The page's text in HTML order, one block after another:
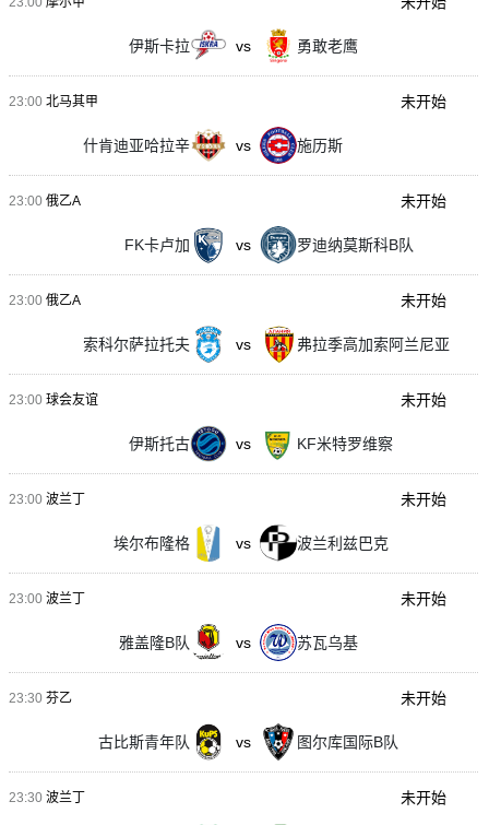
伊斯卡拉 vs 勇敢老鹰
23:00 北马其甲
什肯迪亚哈拉辛 vs 施历斯
未开始
23:00 俄乙A
FK卡卢加 vs 罗迪纳莫斯科B队
未开始
23:00 俄乙A
索科尔萨拉托夫 vs 弗拉季高加索阿兰尼亚
未开始
23:00 球会友谊
伊斯托古 vs KF米特罗维察
未开始
23:00 波兰丁
埃尔布隆格 vs 波兰利兹巴克
未开始
23:00 波兰丁
雅盖隆B队 vs 苏瓦乌基
未开始
23:30 芬乙
古比斯青年队 vs 图尔库国际B队
未开始
23:30 波兰丁 未开始